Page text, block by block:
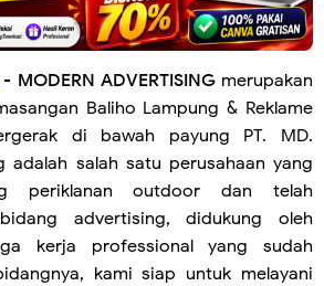
- MODERN ADVERTISINGmerupakan
Baliho Lampung & Reklame
di bawah payung PT. MD.
adalah salah satu perusahaan yang
periklanan outdoor dan telah
advertising, didukung oleh
kerja professional yang sudah
kami siap untuk melayani